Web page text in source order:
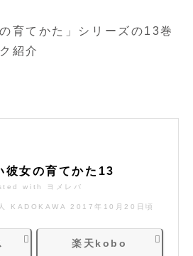
育てかた」シリーズの13巻
紹介
彼女の育てかた13
with ヨメレバ
KADOKAWA 2017年10月20日頃
楽天kobo